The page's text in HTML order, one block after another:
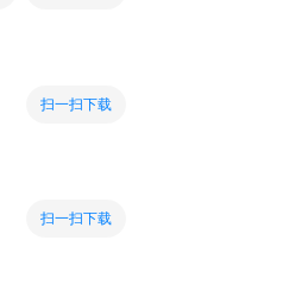
扫一扫下载
扫一扫下载